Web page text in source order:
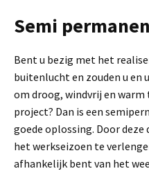
Semi
Bent u bezig met het
buitenlucht en zouden u en
om droog, windvrij en warm
project? Dan is een
goede oplossing. Door
het werkseizoen te
afhankelijk bent van het